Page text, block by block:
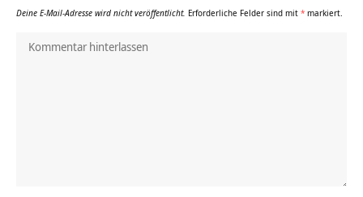
Deine E-Mail-Adresse wird nicht veröffentlicht. Erforderliche Felder sind mit * markiert.